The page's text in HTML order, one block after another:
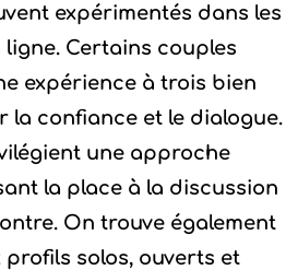
expérimentés dans les
ligne. Certains couples
expérience à trois bien
la confiance et le dialogue.
une approche
la place à la discussion
On trouve également
profils solos, ouverts et